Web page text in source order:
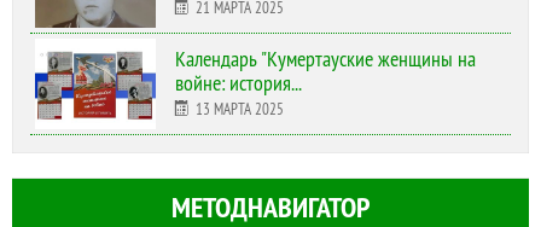
21 МАРТА 2025
Календарь "Кумертауские женщины на
войне: история...
13 МАРТА 2025
МЕТОДНАВИГАТОР